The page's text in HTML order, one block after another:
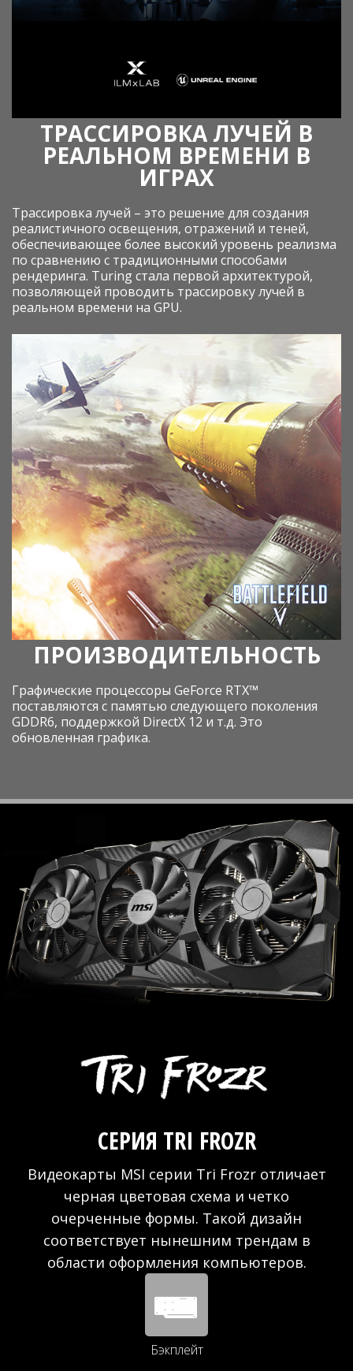
ТРАССИРОВКА ЛУЧЕЙ В
РЕАЛЬНОМ ВРЕМЕНИ В
ИГРАХ
Трассировка лучей – это решение для создания
реалистичного освещения, отражений и теней,
обеспечивающее более высокий уровень реализма
по сравнению с традиционными способами
рендеринга. Turing стала первой архитектурой,
позволяющей проводить трассировку лучей в
реальном времени на GPU.
ПРОИЗВОДИТЕЛЬНОСТЬ
Графические процессоры GeForce RTX™
поставляются с памятью следующего поколения
GDDR6, поддержкой DirectX 12 и т.д. Это
обновленная графика.
СЕРИЯ TRI FROZR
Видеокарты MSI серии Tri Frozr отличает
черная цветовая схема и четко
очерченные формы. Такой дизайн
соответствует нынешним трендам в
области оформления компьютеров.
Бэкплейт